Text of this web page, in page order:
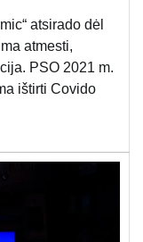
atsirado dėl
atmesti,
PSO 2021 m.
ištirti Covido